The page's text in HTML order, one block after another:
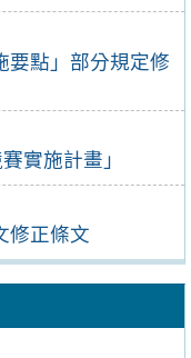
要點」部分規定修
實施計畫」
修正條文